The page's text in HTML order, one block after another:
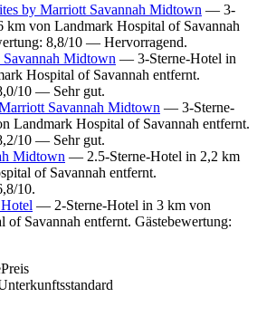
by Marriott Savannah Midtown — 3-
km von Landmark Hospital of Savannah
8,8/10 — Hervorragend.
Midtown — 3-Sterne-Hotel in
Hospital of Savannah entfernt.
10 — Sehr gut.
Savannah Midtown — 3-Sterne-
Landmark Hospital of Savannah entfernt.
10 — Sehr gut.
Midtown — 2.5-Sterne-Hotel in 2,2 km
of Savannah entfernt.
10.
— 2-Sterne-Hotel in 3 km von
of Savannah entfernt. Gästebewertung:
Preis